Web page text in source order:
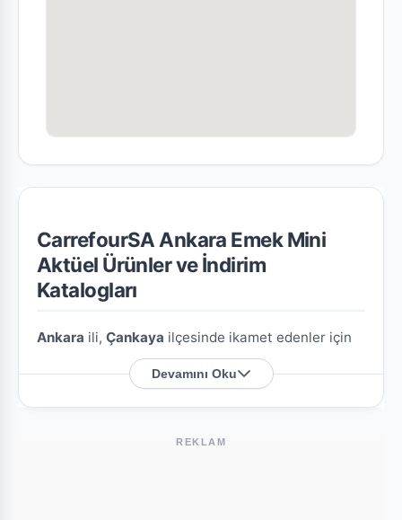
CarrefourSA Ankara Emek Mini
Aktüel Ürünler ve İndirim
Katalogları
Ankara ili, Çankaya ilçesinde ikamet edenler için
CarrefourSA Ankara Emek Minişubesine özel en
güncel indirim broşürlerini ve aktüel ürün
fırsatlarını bu sayfada derledik.
CarrefourSA Ankara Emek Mini Nerede?
Devamını Oku
REKLAM